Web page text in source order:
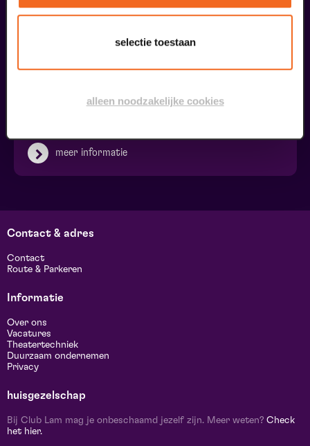
selectie toestaan
alleen noodzakelijke cookies
meer informatie
Contact & adres
Contact
Route & Parkeren
Informatie
Over ons
Vacatures
Theatertechniek
Duurzaam ondernemen
Privacy
huisgezelschap
Bij Club Lam mag je onbeschaamd jezelf zijn. Meer weten? Check
het hier.